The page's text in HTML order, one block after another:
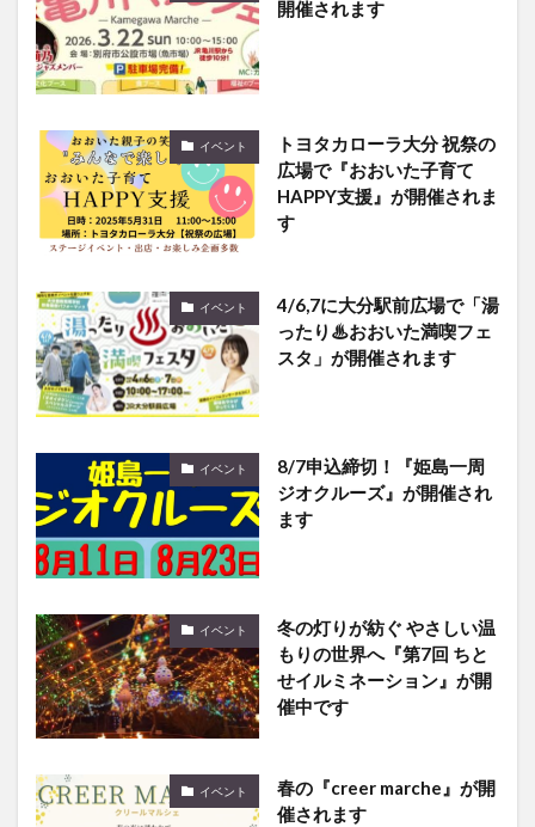
開催されます
イベント
トヨタカローラ大分 祝祭の
広場で『おおいた子育て
HAPPY支援』が開催されま
す
イベント
4/6,7に大分駅前広場で「湯
ったり♨おおいた満喫フェ
スタ」が開催されます
イベント
8/7申込締切！『姫島一周
ジオクルーズ』が開催され
ます
イベント
冬の灯りが紡ぐ やさしい温
もりの世界へ『第7回 ちと
せイルミネーション』が開
催中です
イベント
春の『creer marche』が開
催されます